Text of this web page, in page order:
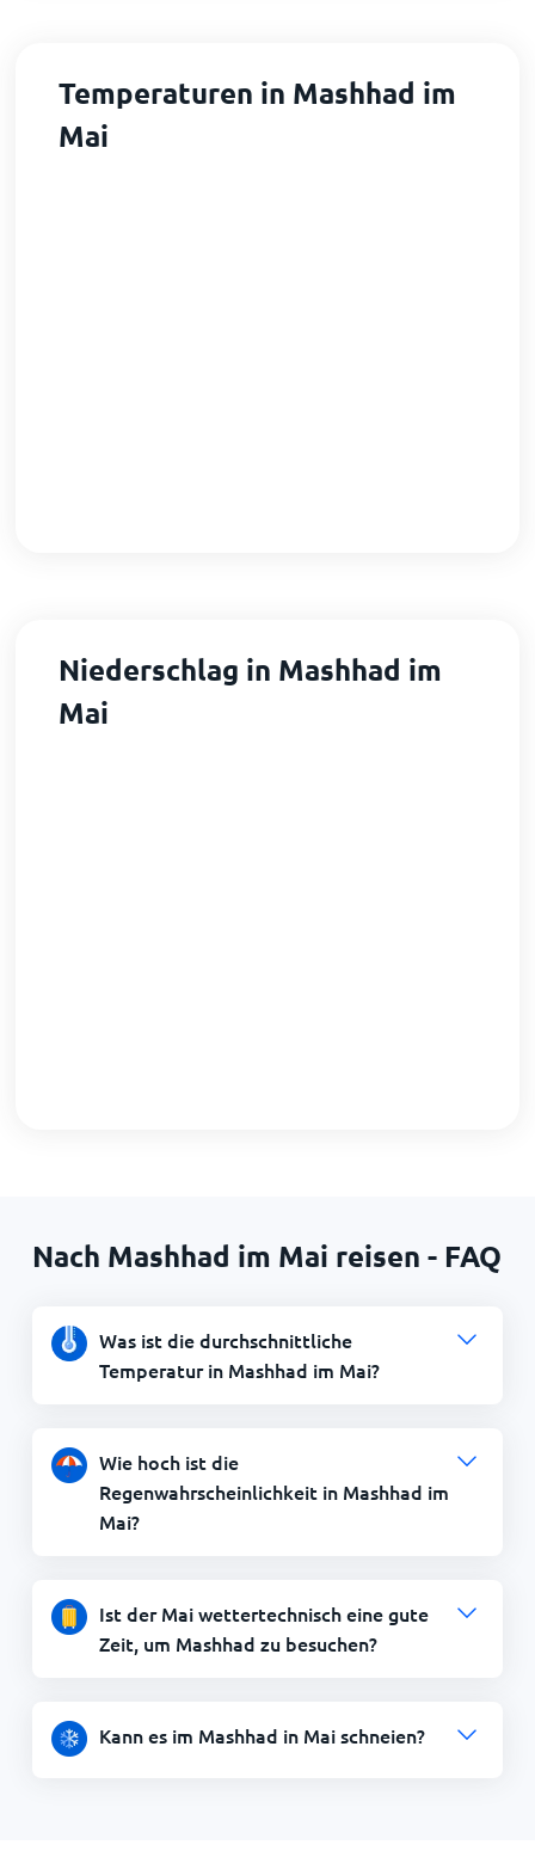
Temperaturen in Mashhad im
Mai
Niederschlag in Mashhad im
Mai
Nach Mashhad im Mai reisen - FAQ
Was ist die durchschnittliche
Temperatur in Mashhad im Mai?
Wie hoch ist die
Regenwahrscheinlichkeit in Mashhad im
Mai?
Ist der Mai wettertechnisch eine gute
Zeit, um Mashhad zu besuchen?
Kann es im Mashhad in Mai schneien?